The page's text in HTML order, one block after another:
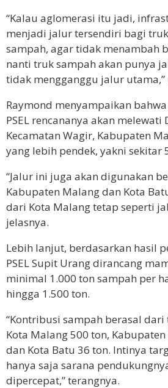
“Kalau aglomerasi itu jadi,
menjadi jalur tersendiri bagi
sampah, agar tidak menambah
nanti truk sampah akan punya
tidak mengganggu jalur utama,”
Raymond menyampaikan
PSEL rencananya akan melewati
Kecamatan Wagir, Kabupaten
yang lebih pendek, yakni sekitar
“Jalur ini juga akan digunakan
Kabupaten Malang dan Kota
dari Kota Malang tetap seperti
jelasnya.
Lebih lanjut, berdasarkan hasil
PSEL Supit Urang dirancang
minimal 1.000 ton sampah per
hingga 1.500 ton.
“Kontribusi sampah berasal
Kota Malang 500 ton,
dan Kota Batu 36 ton. Intinya
hanya saja sarana
dipercepat,” terangnya.